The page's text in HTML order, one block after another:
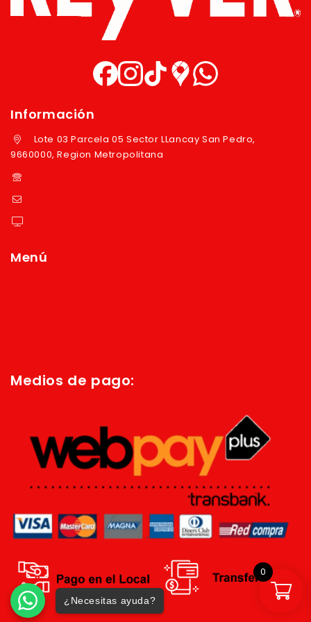
Información
Lote 03 Parcela 05 Sector LLancay San Pedro,
9660000, Region Metropolitana
Menú
Medios de pago:
¿Necesitas ayuda?
0